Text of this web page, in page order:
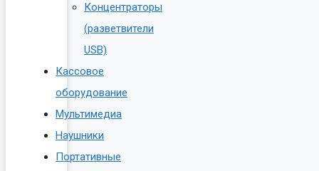
Концентраторы
(разветвители
USB)
Кассовое
оборудование
Мультимедиа
Наушники
Портативные